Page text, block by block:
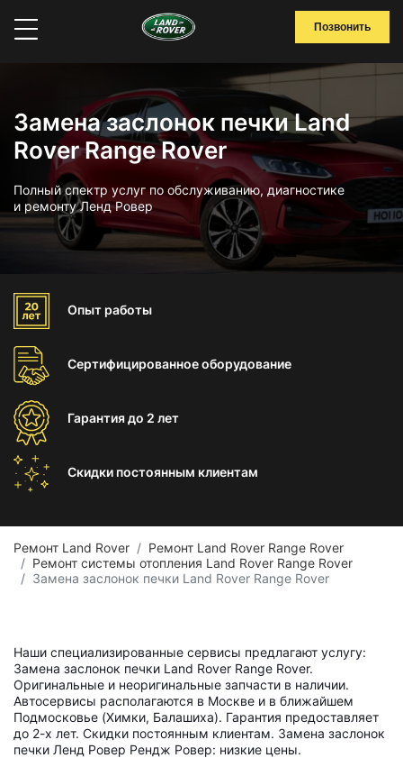
Позвонить
Замена заслонок печки Land
Rover Range Rover
Полный спектр услуг по обслуживанию, диагностике
и ремонту Ленд Ровер
Опыт работы
Сертифицированноеоборудование
Гарантиядо 2 лет
Скидки постоянным клиентам
Ремонт Land Rover
Ремонт Land Rover Range Rover
Ремонт системы отопления Land Rover Range Rover
Замена заслонок печки Land Rover Range Rover
Наши специализированные сервисы предлагают услугу:
Замена заслонок печки Land Rover Range Rover.
Оригинальные и неоригинальные запчасти в наличии.
Автосервисы располагаются в Москве и в ближайшем
Подмосковье (Химки, Балашиха). Гарантия предоставляет
до 2-х лет. Скидки постоянным клиентам. Замена заслонок
печки Ленд Ровер Рендж Ровер: низкие цены.